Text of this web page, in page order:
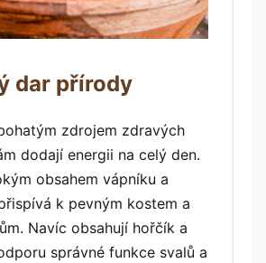
dar přírody
zdrojem zdravých
dodají energii na celý den.
obsahem vápníku a
k pevným kostem a
Navíc obsahují hořčík a
správné funkce svalů a